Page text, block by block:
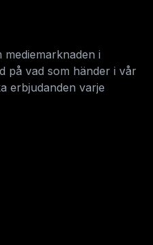
i
på vad som händer i vår
erbjudanden varje